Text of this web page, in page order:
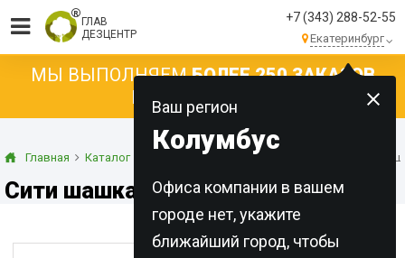
ГЛАВ
ДЕЗЦЕНТР
+7 (343) 288-52-55
Екатеринбург
Ваш регион
Колумбус
Офиса компании в вашем
городе нет, укажите
ближайший город, чтобы
МЫ ВЫПОЛНЯЕМБОЛЕЕ 250 ЗАКАЗОВ
КАЖДЫЙ ДЕНЬ!
Главная Каталог Инсектициды Дымовые шашки Сити
Сити шашка